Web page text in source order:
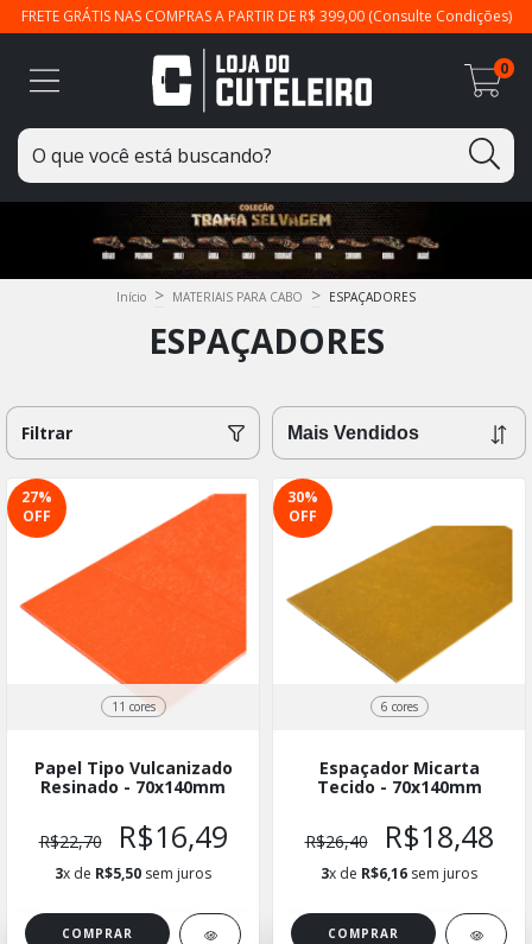
FRETE GRÁTIS NAS COMPRAS A PARTIR DE R$ 399,00 (Consulte Condições)
0
Início > MATERIAIS PARA CABO > ESPAÇADORES
ESPAÇADORES
Filtrar
27%
OFF
11 cores
Papel Tipo Vulcanizado
Resinado - 70x140mm
R$22,70 R$16,49
3x de R$5,50 sem juros
COMPRAR
30%
OFF
6 cores
Espaçador Micarta
Tecido - 70x140mm
R$26,40 R$18,48
3x de R$6,16 sem juros
COMPRAR